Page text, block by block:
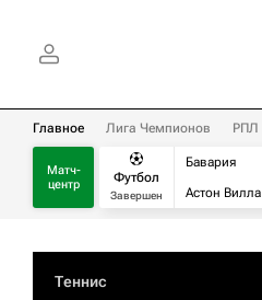
Главное Лига Чемпионов РПЛ
Матч-
центр
Футбол
Завершен
Бавария
Астон Вилла
Теннис